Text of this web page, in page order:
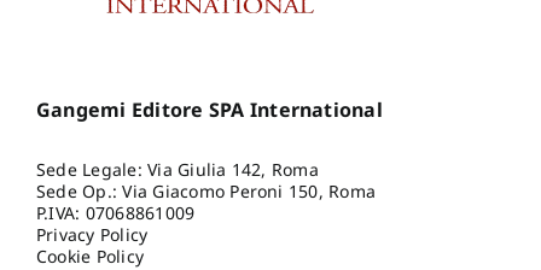
Gangemi Editore SPA International
Sede Legale: Via Giulia 142, Roma
Sede Op.: Via Giacomo Peroni 150, Roma
P.IVA: 07068861009
Privacy Policy
Cookie Policy